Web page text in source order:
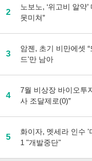
2
노보노, ‘위고비 알약
못미쳐”
3
암젠, 초기 비만에셋
드'만 남아
4
7월 비상장 바이오투
사 조달제로(0)”
5
화이자, 멧세라 인수
1 "개발중단"